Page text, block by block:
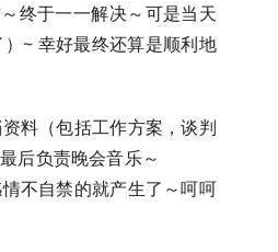
终于一一解决～可是当天
~ 幸好最终还算是顺利地
料（包括工作方案，谈判
后负责晚会音乐～
不自禁的就产生了～呵呵